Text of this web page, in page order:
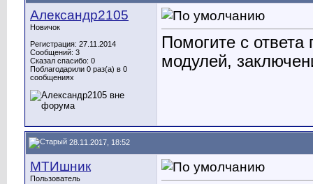
Александр2105
Новичок
Регистрация: 27.11.2014
Сообщений: 3
Сказал спасибо: 0
Поблагодарили 0 раз(а) в 0
сообщениях
Помогите с
модулей,
28.11.2017, 18:52
МТИшник
Пользователь